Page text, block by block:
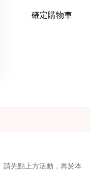
確定購物車
先點上方活動，再於本